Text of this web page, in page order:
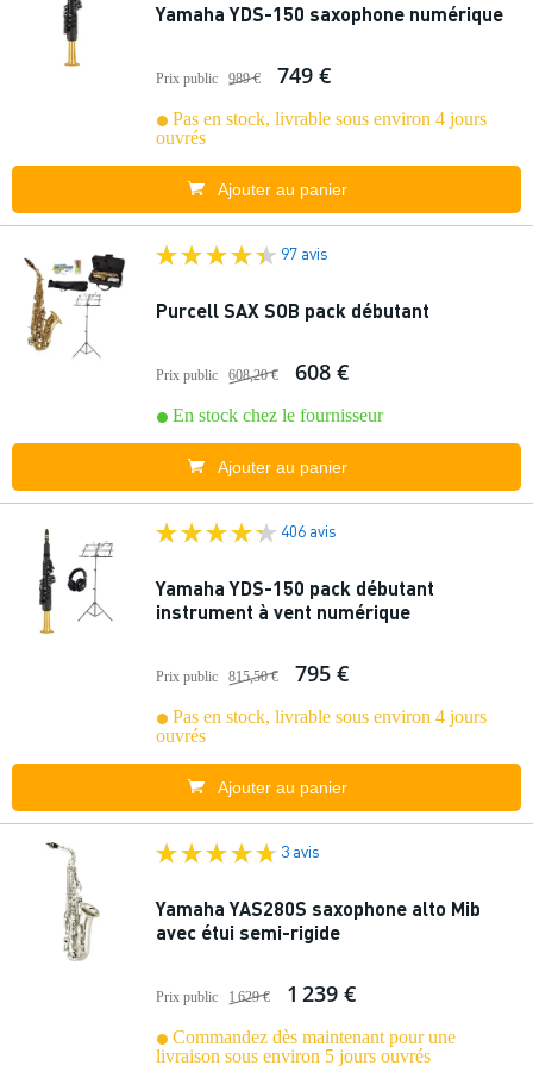
Yamaha YDS-150 saxophone numérique
Prix public 989 € 749 €
Pas en stock, livrable sous environ 4 jours
ouvrés
Ajouter au panier
97 avis
Purcell SAX SOB pack débutant
Prix public 608,20 € 608 €
En stock chez le fournisseur
Ajouter au panier
406 avis
Yamaha YDS-150 pack débutant
instrument à vent numérique
Prix public 815,50 € 795 €
Pas en stock, livrable sous environ 4 jours
ouvrés
Ajouter au panier
3 avis
Yamaha YAS280S saxophone alto Mib
avec étui semi-rigide
Prix public 1 629 € 1 239 €
Commandez dès maintenant pour une
livraison sous environ 5 jours ouvrés